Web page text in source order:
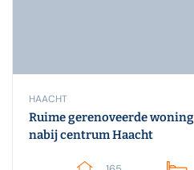
HAACHT
Ruime gerenoveerde woning
nabij centrum Haacht